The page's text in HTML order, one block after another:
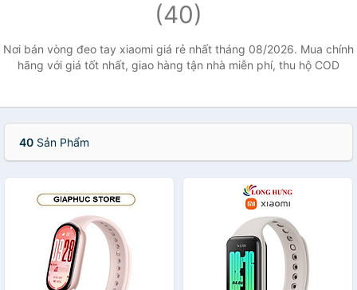
(40)
Nơi bán vòng đeo tay xiaomi giá rẻ nhất tháng 08/2026. Mua chính
hãng với giá tốt nhất, giao hàng tận nhà miễn phí, thu hộ COD
40 Sản Phẩm